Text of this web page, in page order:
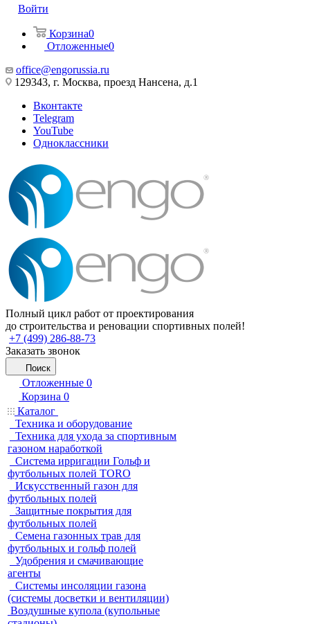
Войти
Корзина0
Отложенные0
office@engorussia.ru
129343, г. Москва, проезд Нансена, д.1
Вконтакте
Telegram
YouTube
Одноклассники
Полный цикл работ от проектирования
до строительства и реновации спортивных полей!
+7 (499) 286-88-73
Заказать звонок
Поиск
Отложенные 0
Корзина 0
Каталог
Техника и оборудование
Техника для ухода за спортивным
газоном наработкой
Система ирригации Гольф и
футбольных полей TORO
Искусственный газон для
футбольных полей
Защитные покрытия для
футбольных полей
Семена газонных трав для
футбольных и гольф полей
Удобрения и смачивающие
агенты
Системы инсоляции газона
(системы досветки и вентиляции)
Воздушные купола (купольные